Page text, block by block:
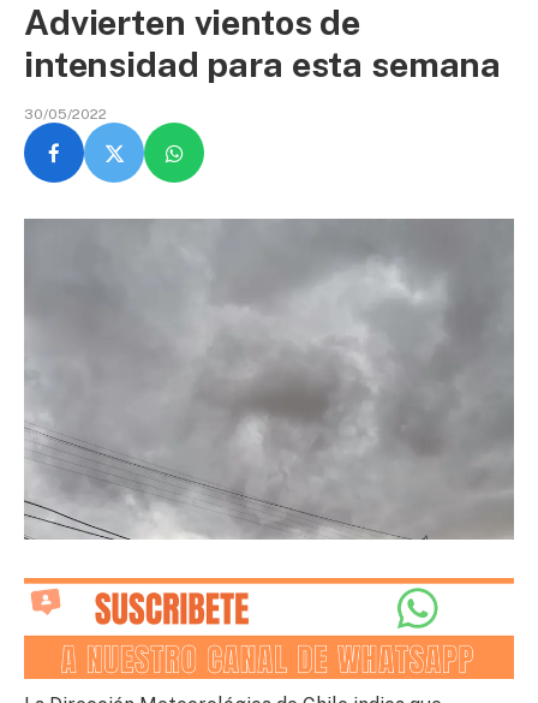
Advierten vientos de
intensidad para esta semana
30/05/2022